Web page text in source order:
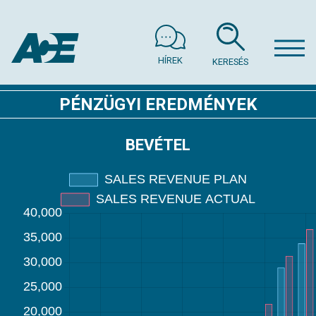
KERESÉS
HÍREK
PÉNZÜGYI EREDMÉNYEK
BEVÉTEL